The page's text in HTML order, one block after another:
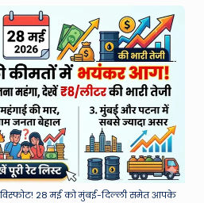
28 मई को मुंबई-दिल्ली समेत आपके